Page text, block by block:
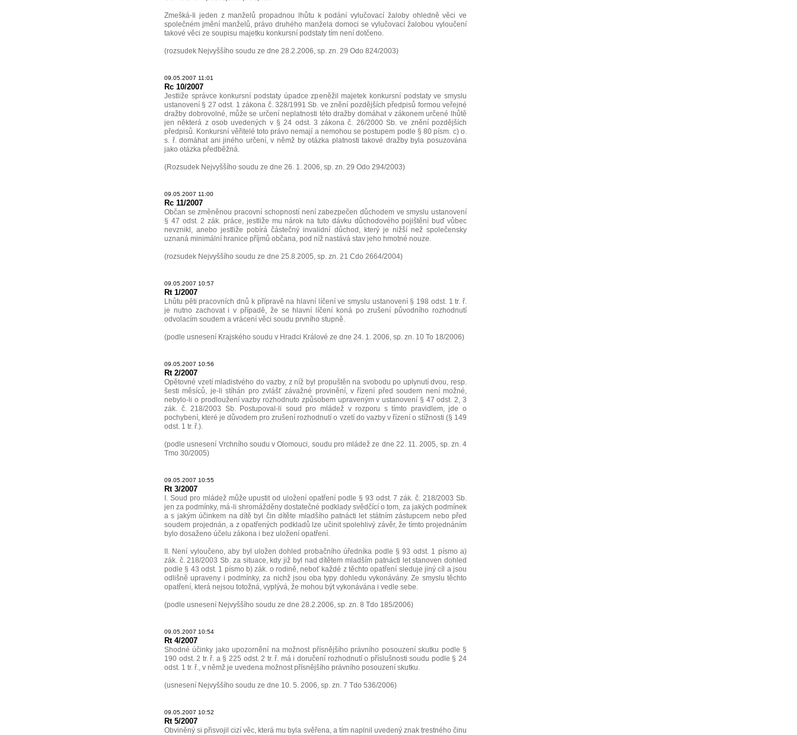
Zmešká-Ii jeden z manželů propadnou lhůtu k podání vylučovací žaloby ohledně věci ve
společném jmění manželů, právo druhého manžela domoci se vylučovací žalobou vyloučení
takové věci ze soupisu majetku konkursní podstaty tím není dotčeno.
(rozsudek Nejvyššího soudu ze dne 28.2.2006, sp. zn. 29 Odo 824/2003)
09.05.2007 11:01
Rc 10/2007
Jestliže správce konkursní podstaty úpadce zpeněžil majetek konkursní podstaty ve smyslu
ustanovení § 27 odst. 1 zákona č. 328/1991 Sb. ve znění pozdějších předpisů formou veřejné
dražby dobrovolné, může se určení neplatnosti této dražby domáhat v zákonem určené lhůtě
jen některá z osob uvedených v § 24 odst. 3 zákona č. 26/2000 Sb. ve znění pozdějších
předpisů. Konkursní věřitelé toto právo nemají a nemohou se postupem podle § 80 písm. c) o.
s. ř. domáhat ani jiného určení, v němž by otázka platnosti takové dražby byla posuzována
jako otázka předběžná.
(Rozsudek Nejvyššího soudu ze dne 26. 1. 2006, sp. zn. 29 Odo 294/2003)
09.05.2007 11:00
Rc 11/2007
Občan se změněnou pracovní schopností není zabezpečen důchodem ve smyslu ustanovení
§ 47 odst. 2 zák. práce, jestliže mu nárok na tuto dávku důchodového pojištění buď vůbec
nevznikl, anebo jestliže pobírá částečný invalidní důchod, který je nižší než společensky
uznaná minimální hranice příjmů občana, pod níž nastává stav jeho hmotné nouze.
(rozsudek Nejvyššího soudu ze dne 25.8.2005, sp. zn. 21 Cdo 2664/2004)
09.05.2007 10:57
Rt 1/2007
Lhůtu pěti pracovních dnů k přípravě na hlavní líčení ve smyslu ustanovení § 198 odst. 1 tr. ř.
je nutno zachovat i v případě, že se hlavní líčení koná po zrušení původního rozhodnutí
odvolacím soudem a vrácení věci soudu prvního stupně.
(podle usnesení Krajského soudu v Hradci Králové ze dne 24. 1. 2006, sp. zn. 10 To 18/2006)
09.05.2007 10:56
Rt 2/2007
Opětovné vzetí mladistvého do vazby, z níž byl propuštěn na svobodu po uplynutí dvou, resp.
šesti měsíců, je-li stíhán pro zvlášť závažné provinění, v řízení před soudem není možné,
nebylo-li o prodloužení vazby rozhodnuto způsobem upraveným v ustanovení § 47 odst. 2, 3
zák. č. 218/2003 Sb. Postupoval-li soud pro mládež v rozporu s tímto pravidlem, jde o
pochybení, které je důvodem pro zrušení rozhodnutí o vzetí do vazby v řízení o stížnosti (§ 149
odst. 1 tr. ř.).
(podle usnesení Vrchního soudu v Olomouci, soudu pro mládež ze dne 22. 11. 2005, sp. zn. 4
Tmo 30/2005)
09.05.2007 10:55
Rt 3/2007
I. Soud pro mládež může upustit od uložení opatření podle § 93 odst. 7 zák. č. 218/2003 Sb.
jen za podmínky, má-li shromážděny dostatečné podklady svědčící o tom, za jakých podmínek
a s jakým účinkem na dítě byl čin dítěte mladšího patnácti let státním zástupcem nebo před
soudem projednán, a z opatřených podkladů lze učinit spolehlivý závěr, že tímto projednáním
bylo dosaženo účelu zákona i bez uložení opatření.
II. Není vyloučeno, aby byl uložen dohled probačního úředníka podle § 93 odst. 1 písmo a)
zák. č. 218/2003 Sb. za situace, kdy již byl nad dítětem mladším patnácti let stanoven dohled
podle § 43 odst. 1 písmo b) zák. o rodině, neboť každé z těchto opatření sleduje jiný cíl a jsou
odlišně upraveny i podmínky, za nichž jsou oba typy dohledu vykonávány. Ze smyslu těchto
opatření, která nejsou totožná, vyplývá, že mohou být vykonávána i vedle sebe.
(podle usnesení Nejvyššího soudu ze dne 28.2.2006, sp. zn. 8 Tdo 185/2006)
09.05.2007 10:54
Rt 4/2007
Shodné účinky jako upozornění na možnost přísnějšího právního posouzení skutku podle §
190 odst. 2 tr. ř. a § 225 odst. 2 tr. ř. má i doručení rozhodnutí o příslušnosti soudu podle § 24
odst. 1 tr. ř., v němž je uvedena možnost přísnějšího právního posouzení skutku.
(usnesení Nejvyššího soudu ze dne 10. 5. 2006, sp. zn. 7 Tdo 536/2006)
09.05.2007 10:52
Rt 5/2007
Obviněný si přisvojil cizí věc, která mu byla svěřena, a tím naplnil uvedený znak trestného činu